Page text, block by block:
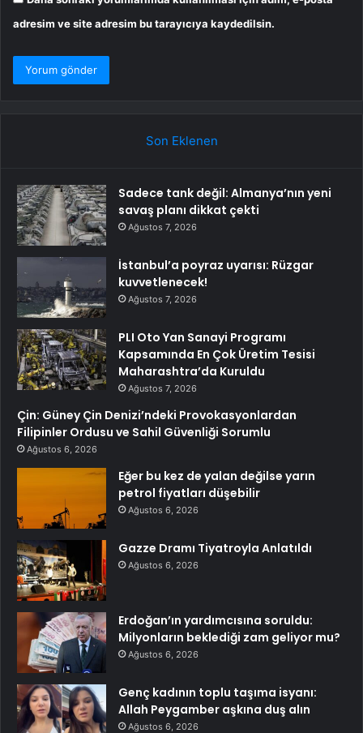
adresim ve site adresim bu tarayıcıya kaydedilsin.
Son Eklenen
Sadece tank değil: Almanya’nın yeni
savaş planı dikkat çekti
Ağustos 7, 2026
İstanbul’a poyraz uyarısı: Rüzgar
kuvvetlenecek!
Ağustos 7, 2026
PLI Oto Yan Sanayi Programı
Kapsamında En Çok Üretim Tesisi
Maharashtra’da Kuruldu
Ağustos 7, 2026
Çin: Güney Çin Denizi’ndeki Provokasyonlardan
Filipinler Ordusu ve Sahil Güvenliği Sorumlu
Ağustos 6, 2026
Eğer bu kez de yalan değilse yarın
petrol fiyatları düşebilir
Ağustos 6, 2026
Gazze Dramı Tiyatroyla Anlatıldı
Ağustos 6, 2026
Erdoğan’ın yardımcısına soruldu:
Milyonların beklediği zam geliyor mu?
Ağustos 6, 2026
Genç kadının toplu taşıma isyanı:
Allah Peygamber aşkına duş alın
Ağustos 6, 2026